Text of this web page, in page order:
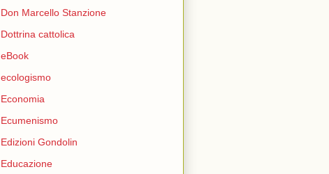
Don Marcello Stanzione
Dottrina cattolica
eBook
ecologismo
Economia
Ecumenismo
Edizioni Gondolin
Educazione